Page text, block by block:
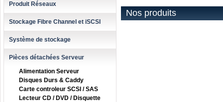
Produit Réseaux
Stockage Fibre Channel et iSCSI
Système de stockage
Pièces détachées Serveur
Alimentation Serveur
Disques Durs & Caddy
Carte controleur SCSI / SAS
Lecteur CD / DVD / Disquette
Nos produits